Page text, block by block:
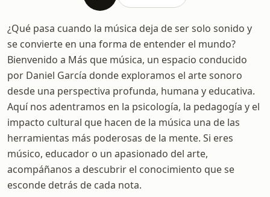
¿Qué pasa cuando la música deja de ser solo sonido y
se convierte en una forma de entender el mundo?
Bienvenido a Más que música, un espacio conducido
por Daniel García donde exploramos el arte sonoro
desde una perspectiva profunda, humana y educativa.
Aquí nos adentramos en la psicología, la pedagogía y el
impacto cultural que hacen de la música una de las
herramientas más poderosas de la mente. Si eres
músico, educador o un apasionado del arte,
acompáñanos a descubrir el conocimiento que se
esconde detrás de cada nota.